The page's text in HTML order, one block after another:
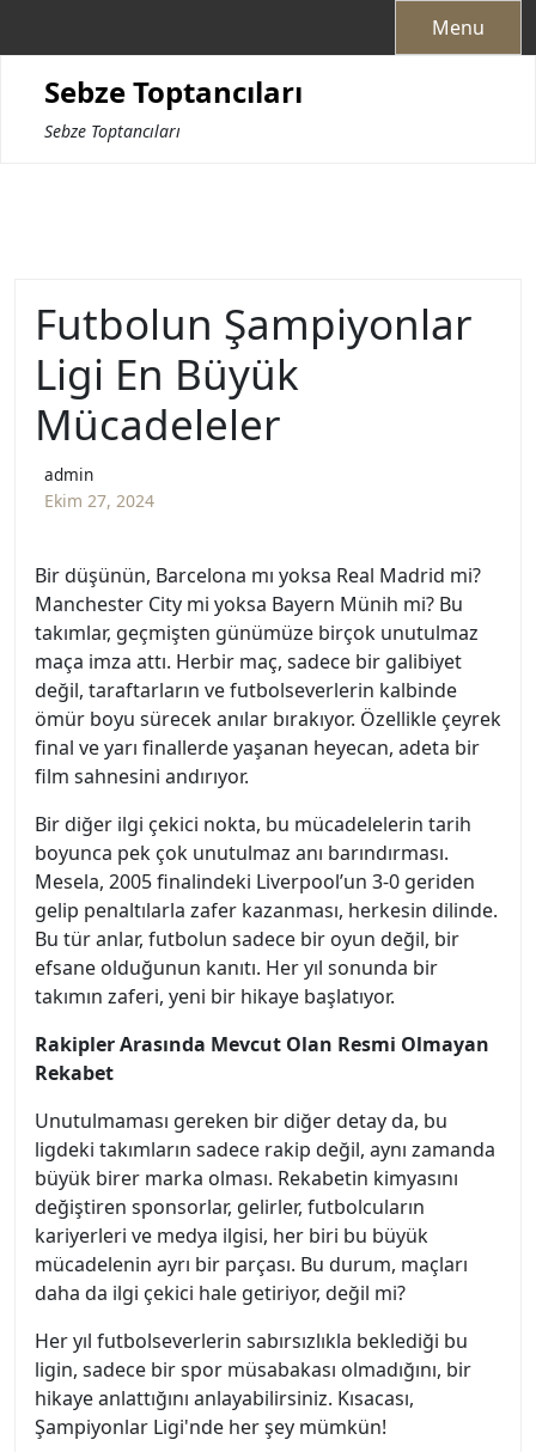
Menu
Sebze Toptancıları
Sebze Toptancıları
Futbolun Şampiyonlar
Ligi En Büyük
Mücadeleler
admin
Ekim 27, 2024
Bir düşünün, Barcelona mı yoksa Real Madrid mi?
Manchester City mi yoksa Bayern Münih mi? Bu
takımlar, geçmişten günümüze birçok unutulmaz
maça imza attı. Herbir maç, sadece bir galibiyet
değil, taraftarların ve futbolseverlerin kalbinde
ömür boyu sürecek anılar bırakıyor. Özellikle çeyrek
final ve yarı finallerde yaşanan heyecan, adeta bir
film sahnesini andırıyor.
Bir diğer ilgi çekici nokta, bu mücadelelerin tarih
boyunca pek çok unutulmaz anı barındırması.
Mesela, 2005 finalindeki Liverpool’un 3-0 geriden
gelip penaltılarla zafer kazanması, herkesin dilinde.
Bu tür anlar, futbolun sadece bir oyun değil, bir
efsane olduğunun kanıtı. Her yıl sonunda bir
takımın zaferi, yeni bir hikaye başlatıyor.
Rakipler Arasında Mevcut Olan Resmi Olmayan
Rekabet
Unutulmaması gereken bir diğer detay da, bu
ligdeki takımların sadece rakip değil, aynı zamanda
büyük birer marka olması. Rekabetin kimyasını
değiştiren sponsorlar, gelirler, futbolcuların
kariyerleri ve medya ilgisi, her biri bu büyük
mücadelenin ayrı bir parçası. Bu durum, maçları
daha da ilgi çekici hale getiriyor, değil mi?
Her yıl futbolseverlerin sabırsızlıkla beklediği bu
ligin, sadece bir spor müsabakası olmadığını, bir
hikaye anlattığını anlayabilirsiniz. Kısacası,
Şampiyonlar Ligi'nde her şey mümkün!